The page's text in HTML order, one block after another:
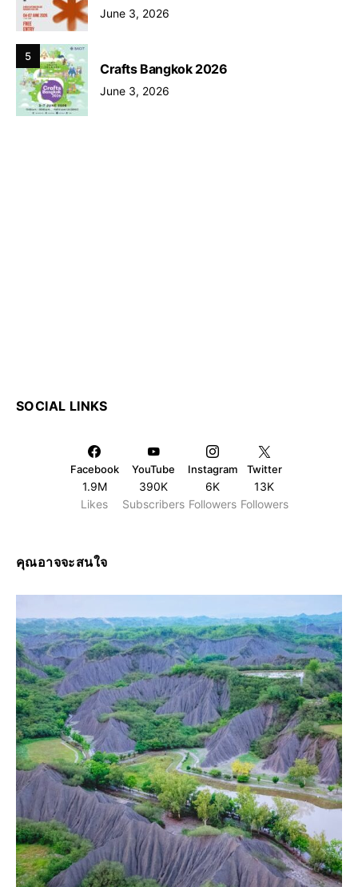
June 3, 2026
5
Crafts Bangkok 2026
June 3, 2026
SOCIAL LINKS
Facebook
1.9M
Likes
YouTube
390K
Subscribers
Instagram
6K
Followers
Twitter
13K
Followers
คุณอาจจะสนใจ